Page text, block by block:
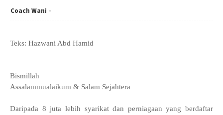
Coach Wani
Teks: Hazwani Abd Hamid
Bismillah
Assalammualaikum & Salam Sejahtera
Daripada 8 juta lebih syarikat dan perniagaan yang berdaftar